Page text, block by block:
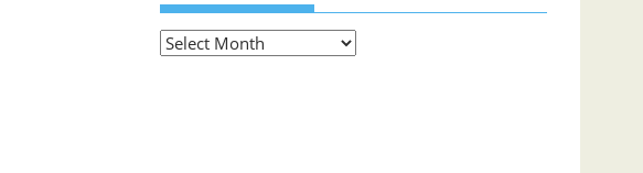
মাস